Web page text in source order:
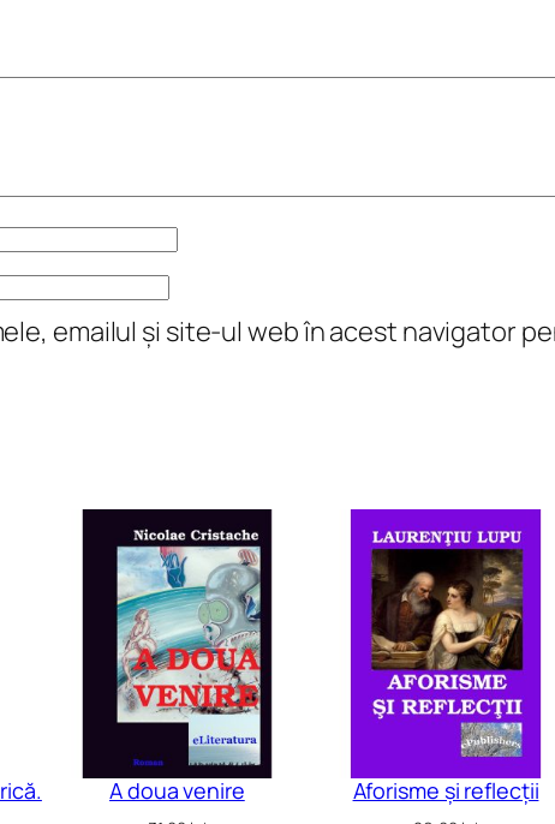
r
n
o
t
e
ș
i
d
e
l
emailul și site-ul web în acest navigator
A doua venire Aforisme și reflecții